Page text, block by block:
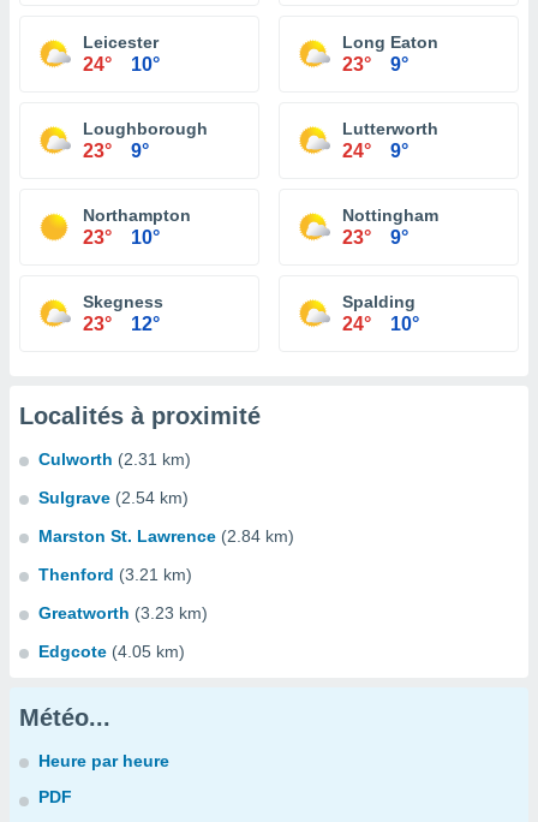
Leicester
24° 10°
Long Eaton
23° 9°
Loughborough
23° 9°
Lutterworth
24° 9°
Northampton
23° 10°
Nottingham
23° 9°
Skegness
23° 12°
Spalding
24° 10°
Localités à proximité
Culworth (2.31 km)
Sulgrave (2.54 km)
Marston St. Lawrence (2.84 km)
Thenford (3.21 km)
Greatworth (3.23 km)
Edgcote (4.05 km)
Météo...
Heure par heure
PDF